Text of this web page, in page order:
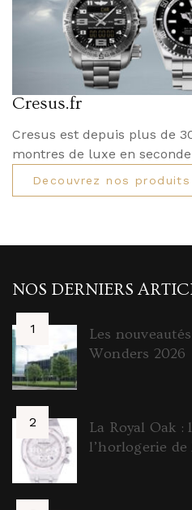
Cresus.fr
Cresus est depuis plus de
montres de luxe en
Decouvrez nos produits
NOS DERNIERS
Les
Wonders 2026
La Royal Oak :
l’horlogerie de